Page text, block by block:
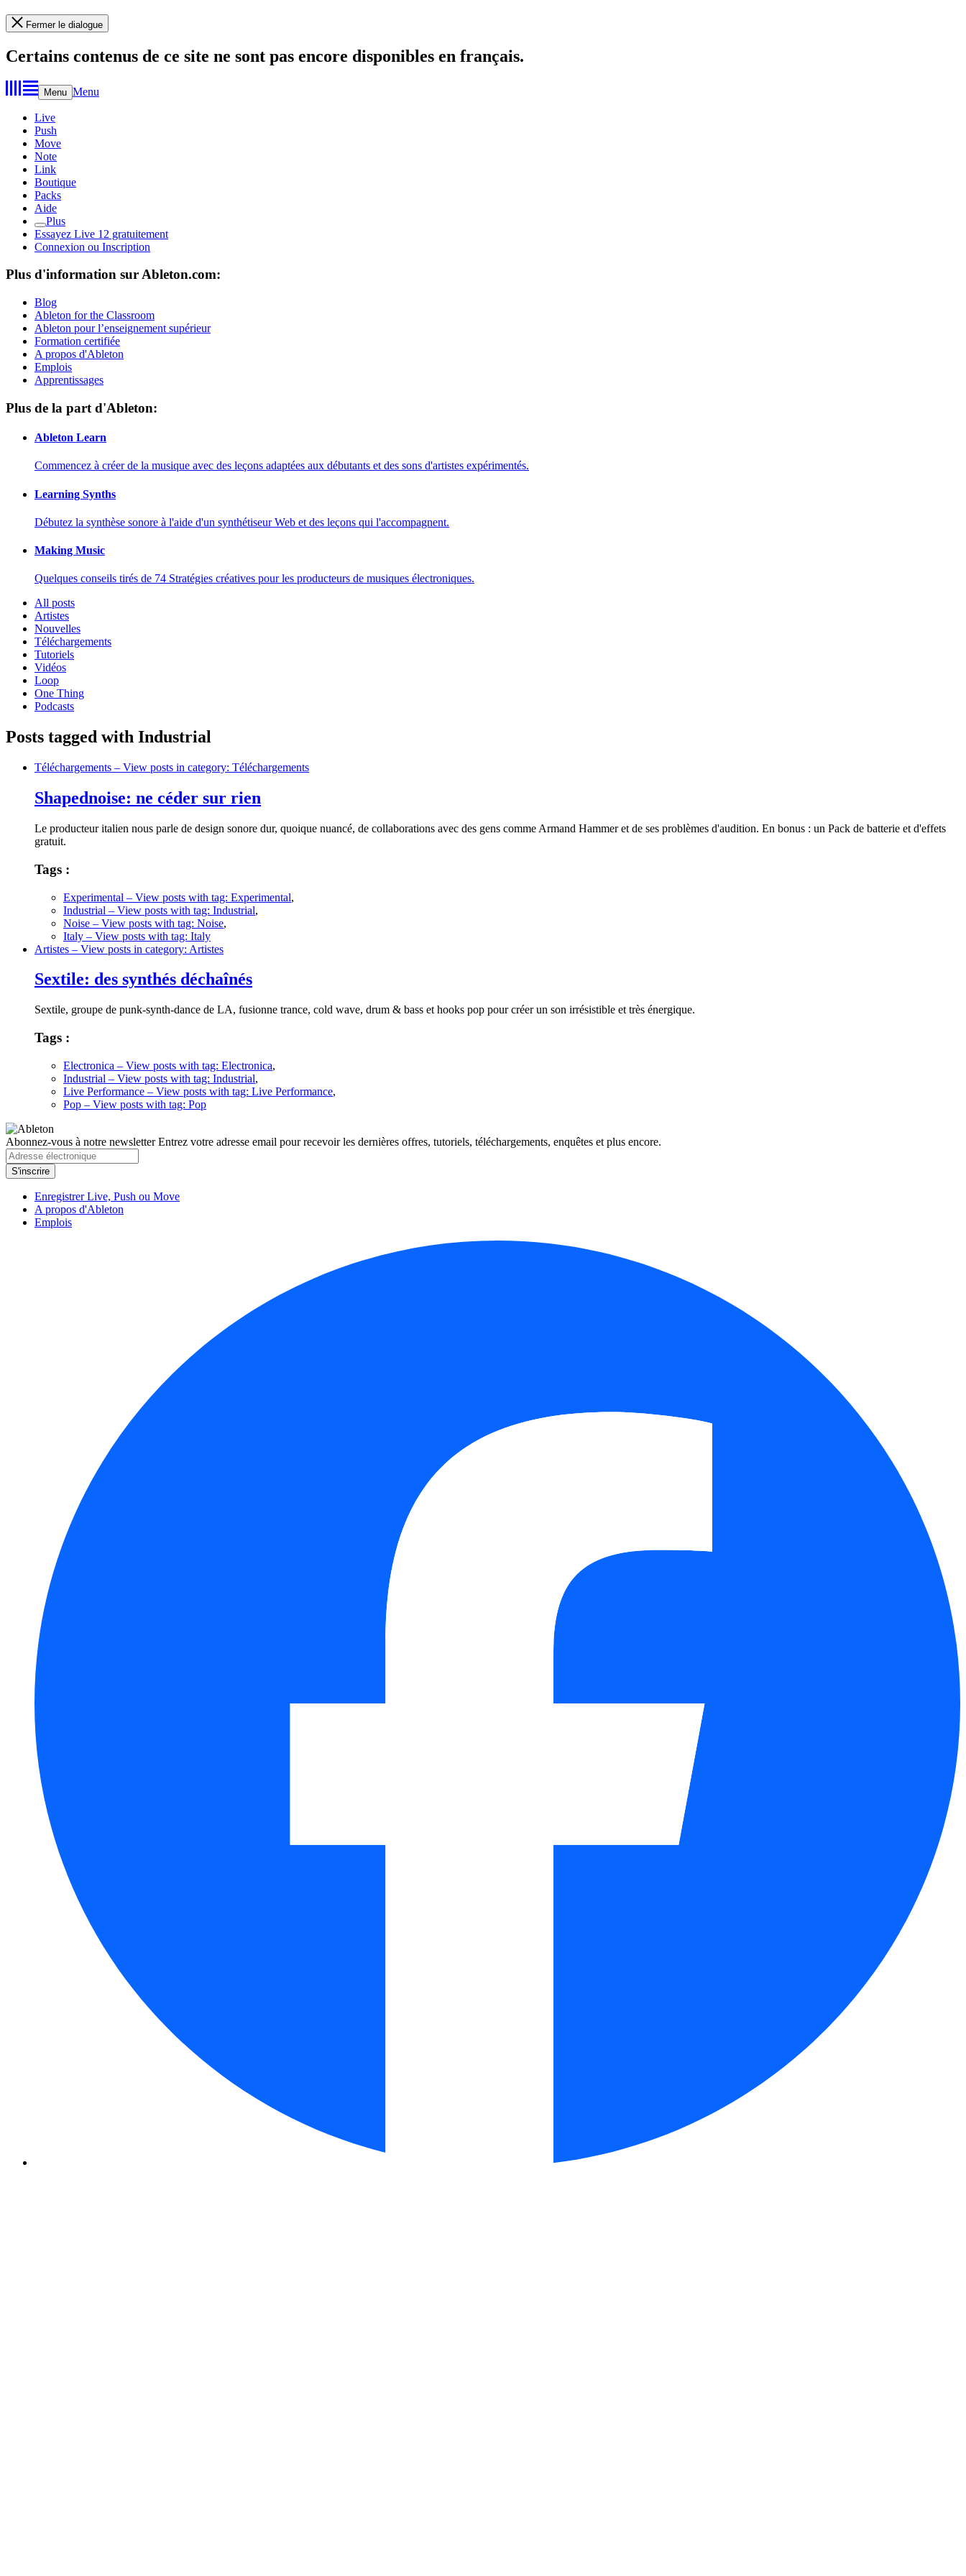
Fermer le dialogue
Certains contenus de ce site ne sont pas encore disponibles en français.
Menu Menu
Live
Push
Move
Note
Link
Boutique
Packs
Aide
Plus
Essayez Live 12 gratuitement
Connexion ou Inscription
Plus d'information sur Ableton.com:
Blog
Ableton for the Classroom
Ableton pour l’enseignement supérieur
Formation certifiée
A propos d'Ableton
Emplois
Apprentissages
Plus de la part d'Ableton:
Ableton Learn
Commencez à créer de la musique avec des leçons adaptées aux débutants et des sons d'artistes expérimentés.
Learning Synths
Débutez la synthèse sonore à l'aide d'un synthétiseur Web et des leçons qui l'accompagnent.
Making Music
Quelques conseils tirés de 74 Stratégies créatives pour les producteurs de musiques électroniques.
All posts
Artistes
Nouvelles
Téléchargements
Tutoriels
Vidéos
Loop
One Thing
Podcasts
Posts tagged with Industrial
Téléchargements – View posts in category: Téléchargements
Shapednoise: ne céder sur rien
Le producteur italien nous parle de design sonore dur, quoique nuancé, de collaborations avec des gens comme Armand Hammer et de ses problèmes d'audition. En bonus : un Pack de batterie et d'effets
gratuit.
Tags :
Experimental – View posts with tag: Experimental,
Industrial – View posts with tag: Industrial,
Noise – View posts with tag: Noise,
Italy – View posts with tag: Italy
Artistes – View posts in category: Artistes
Sextile: des synthés déchaînés
Sextile, groupe de punk-synth-dance de LA, fusionne trance, cold wave, drum & bass et hooks pop pour créer un son irrésistible et très énergique.
Tags :
Electronica – View posts with tag: Electronica,
Industrial – View posts with tag: Industrial,
Live Performance – View posts with tag: Live Performance,
Pop – View posts with tag: Pop
Abonnez-vous à notre newsletterEntrez votre adresse email pour recevoir les dernières offres, tutoriels, téléchargements, enquêtes et plus encore.
Enregistrer Live, Push ou Move
A propos d'Ableton
Emplois